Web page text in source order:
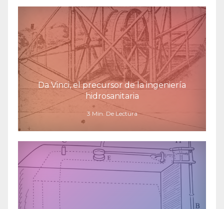
Da Vinci, el precursor de la ingeniería
hidrosanitaria
3 Min. De Lectura